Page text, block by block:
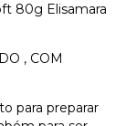
80g Elisamara
, COM
para preparar